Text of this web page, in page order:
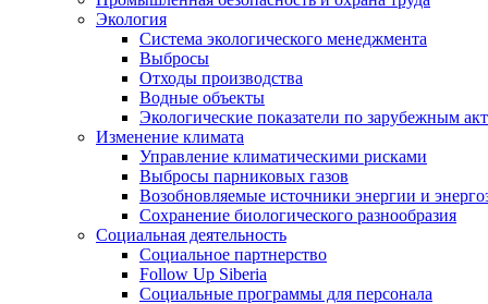
Экология
Система экологического менеджмента
Выбросы
Отходы производства
Водные объекты
Экологические показатели по зарубежным
Изменение климата
Управление климатическими рисками
Выбросы парниковых газов
Возобновляемые источники энергии и
Сохранение биологического разнообразия
Социальная деятельность
Социальное партнерство
Follow Up Siberia
Социальные программы для персонала